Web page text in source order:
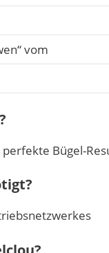
vom
Bügel-